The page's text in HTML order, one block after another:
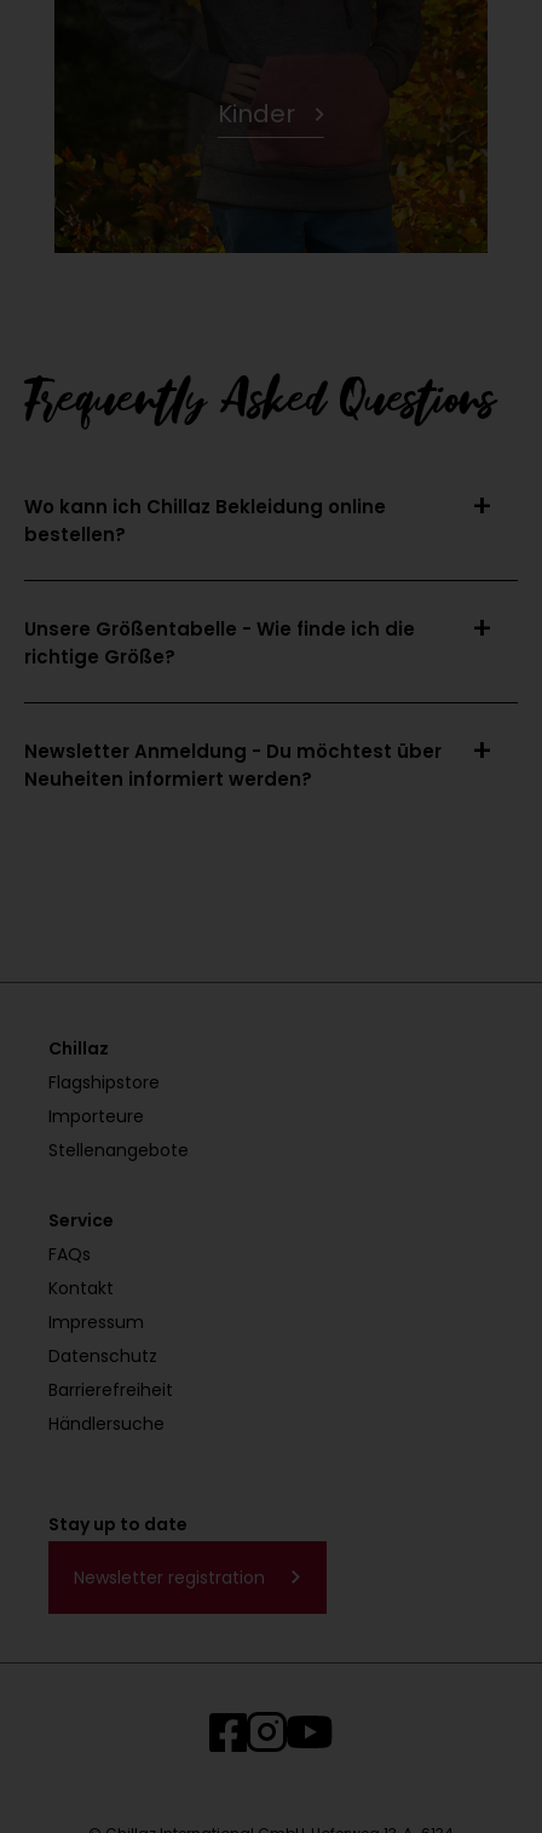
Kinder
Frequently Asked Questions
Wo kann ich Chillaz Bekleidung online
bestellen?
Unsere Größentabelle - Wie finde ich die
richtige Größe?
Newsletter Anmeldung - Du möchtest über
Neuheiten informiert werden?
Chillaz
Flagshipstore
Importeure
Stellenangebote
Service
FAQs
Kontakt
Impressum
Datenschutz
Barrierefreiheit
Händlersuche
Stay up to date
Newsletter registration